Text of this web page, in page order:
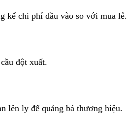
kể chi phí đầu vào so với mua lẻ.
đột xuất.
lên ly để quảng bá thương hiệu.